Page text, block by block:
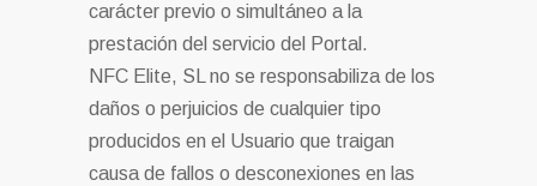
carácter previo o simultáneo a la
prestación del servicio del Portal.
NFC Elite, SL no se responsabiliza de los
daños o perjuicios de cualquier tipo
producidos en el Usuario que traigan
causa de fallos o desconexiones en las